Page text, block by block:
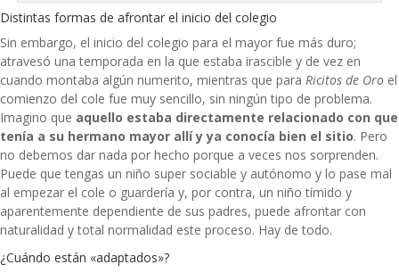
Distintas formas de afrontar el inicio del colegio
Sin embargo, el inicio del colegio para el mayor fue más duro;
atravesó una temporada en la que estaba irascible y de vez en
cuando montaba algún numerito, mientras que para Ricitos de Oro el
comienzo del cole fue muy sencillo, sin ningún tipo de problema.
Imagino que aquello estaba directamente relacionado con que
tenía a su hermano mayor allí y ya conocía bien el sitio. Pero
no debemos dar nada por hecho porque a veces nos sorprenden.
Puede que tengas un niño super sociable y autónomo y lo pase mal
al empezar el cole o guardería y, por contra, un niño tímido y
aparentemente dependiente de sus padres, puede afrontar con
naturalidad y total normalidad este proceso. Hay de todo.
¿Cuándo están «adaptados»?